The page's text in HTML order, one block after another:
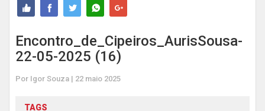
Encontro_de_Cipeiros_AurisSousa-
22-05-2025 (16)
Por Igor Souza | 22 maio 2025
TAGS